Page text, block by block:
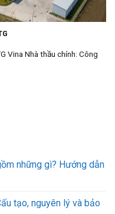
Vina Nhà thầu chính: Công
những gì? Hướng dẫn
tạo, nguyên lý và bảo